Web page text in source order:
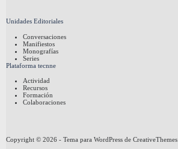
Unidades Editoriales
Conversaciones
Manifiestos
Monografías
Series
Plataforma tecnne
Actividad
Recursos
Formación
Colaboraciones
Copyright © 2026 - Tema para WordPress de CreativeThemes